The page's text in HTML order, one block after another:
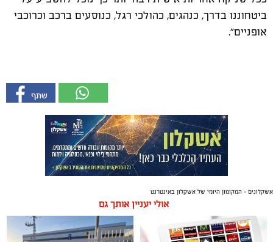
ביטחוננו בדרך, כנהגים, כהולכי רגל, כנוסעים ברכב וכרוכבי
אופניים".
אשקלונים - המקומון היומי של אשקלון באינטרנט
אולי יעניין אותך גם